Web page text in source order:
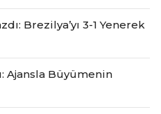
Brezilya’yı 3-1 Yenerek
Ajansla Büyümenin